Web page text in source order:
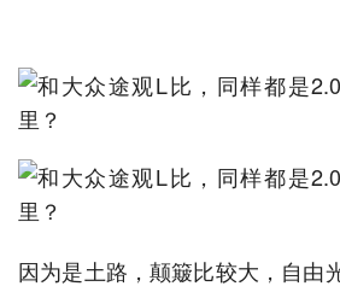
因为是土路，颠簸比较大，自由